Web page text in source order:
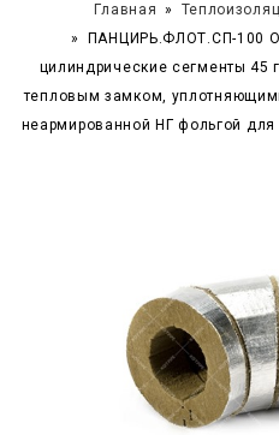
Главная
ПАНЦИРЬ.ФЛОТ.СП-100
цилиндрические сегменты 45
тепловым замком,
неармированной НГ фольгой